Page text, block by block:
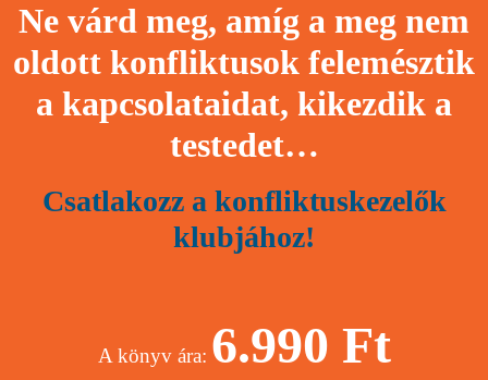
Ne várd meg, amíg a meg nem
oldott konfliktusok felemésztik
a kapcsolataidat, kikezdik a
testedet…
Csatlakozz a konfliktuskezelők
klubjához!
A könyv ára: 6.990 Ft